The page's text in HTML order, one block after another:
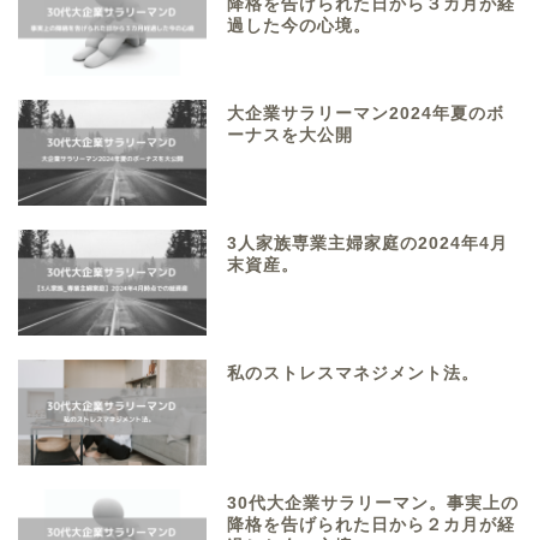
降格を告げられた日から３カ月が経
過した今の心境。
大企業サラリーマン2024年夏のボ
ーナスを大公開
3人家族専業主婦家庭の2024年4月
末資産。
私のストレスマネジメント法。
30代大企業サラリーマン。事実上の
降格を告げられた日から２カ月が経